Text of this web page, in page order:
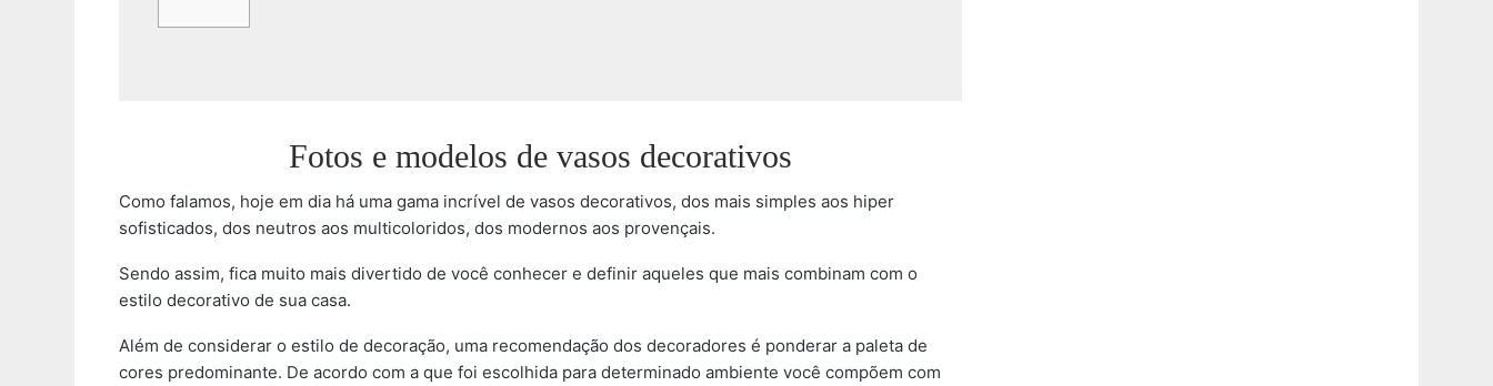
Fotos e modelos de vasos decorativos
Como falamos, hoje em dia há uma gama incrível de vasos decorativos, dos mais simples aos hiper
sofisticados, dos neutros aos multicoloridos, dos modernos aos provençais.
Sendo assim, fica muito mais divertido de você conhecer e definir aqueles que mais combinam com o
estilo decorativo de sua casa.
Além de considerar o estilo de decoração, uma recomendação dos decoradores é ponderar a paleta de
cores predominante. De acordo com a que foi escolhida para determinado ambiente você compõem com